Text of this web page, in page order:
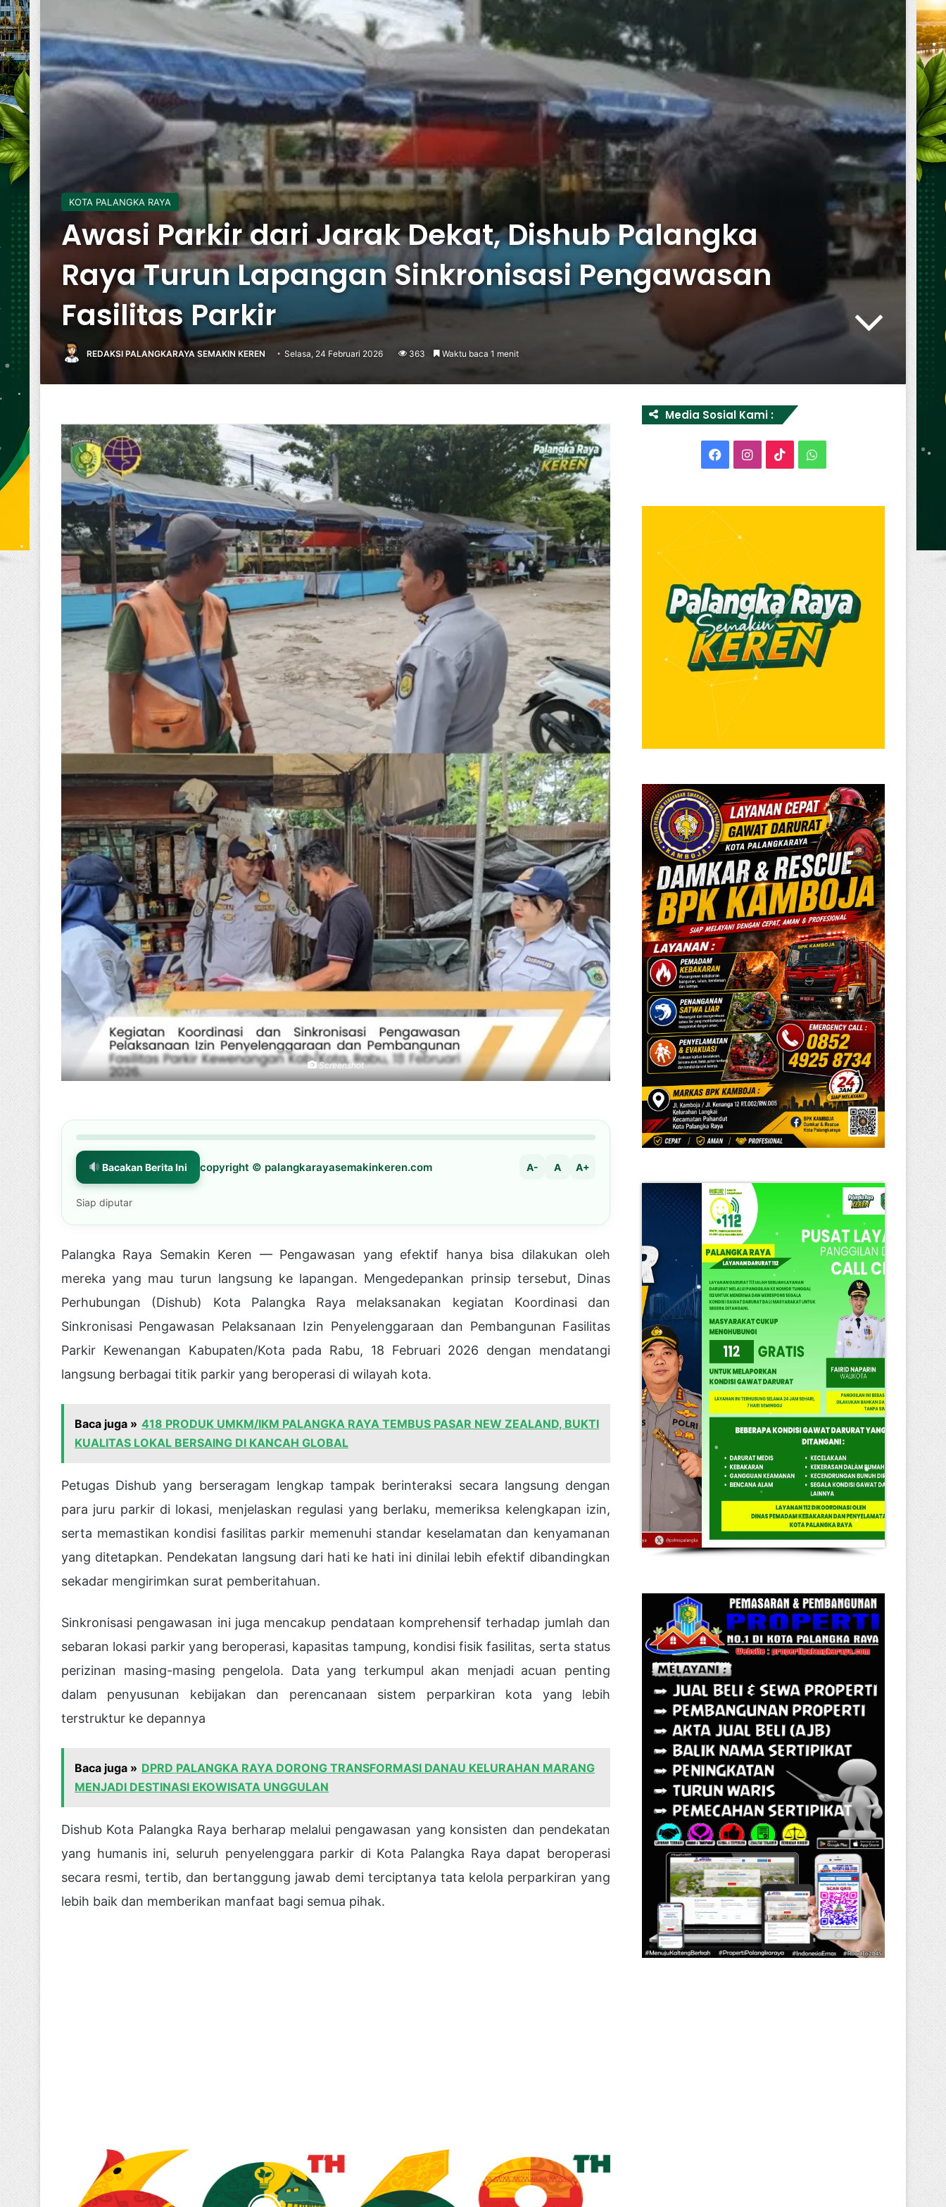
KOTA PALANGKA RAYA
Awasi Parkir dari Jarak Dekat, Dishub Palangka
Raya Turun Lapangan Sinkronisasi Pengawasan
Fasilitas Parkir
REDAKSI PALANGKARAYA SEMAKIN KEREN Selasa, 24 Februari 2026 363 Waktu baca 1 menit
Screenshot
Bacakan Berita Ini copyright © palangkarayasemakinkeren.com A- A A+
Siap diputar
Palangka Raya Semakin Keren — Pengawasan yang efektif hanya bisa dilakukan oleh
mereka yang mau turun langsung ke lapangan. Mengedepankan prinsip tersebut, Dinas
Perhubungan (Dishub) Kota Palangka Raya melaksanakan kegiatan Koordinasi dan
Sinkronisasi Pengawasan Pelaksanaan Izin Penyelenggaraan dan Pembangunan Fasilitas
Parkir Kewenangan Kabupaten/Kota pada Rabu, 18 Februari 2026 dengan mendatangi
langsung berbagai titik parkir yang beroperasi di wilayah kota.
Baca juga » 418 PRODUK UMKM/IKM PALANGKA RAYA TEMBUS PASAR NEW ZEALAND, BUKTI
KUALITAS LOKAL BERSAING DI KANCAH GLOBAL
Petugas Dishub yang berseragam lengkap tampak berinteraksi secara langsung dengan
para juru parkir di lokasi, menjelaskan regulasi yang berlaku, memeriksa kelengkapan izin,
serta memastikan kondisi fasilitas parkir memenuhi standar keselamatan dan kenyamanan
yang ditetapkan. Pendekatan langsung dari hati ke hati ini dinilai lebih efektif dibandingkan
sekadar mengirimkan surat pemberitahuan.
Sinkronisasi pengawasan ini juga mencakup pendataan komprehensif terhadap jumlah dan
sebaran lokasi parkir yang beroperasi, kapasitas tampung, kondisi fisik fasilitas, serta status
perizinan masing-masing pengelola. Data yang terkumpul akan menjadi acuan penting
dalam penyusunan kebijakan dan perencanaan sistem perparkiran kota yang lebih
terstruktur ke depannya
Baca juga » DPRD PALANGKA RAYA DORONG TRANSFORMASI DANAU KELURAHAN MARANG
MENJADI DESTINASI EKOWISATA UNGGULAN
Dishub Kota Palangka Raya berharap melalui pengawasan yang konsisten dan pendekatan
yang humanis ini, seluruh penyelenggara parkir di Kota Palangka Raya dapat beroperasi
secara resmi, tertib, dan bertanggung jawab demi terciptanya tata kelola perparkiran yang
lebih baik dan memberikan manfaat bagi semua pihak.
Media Sosial Kami :
FacebookInstagram
TikTokWhatsApp